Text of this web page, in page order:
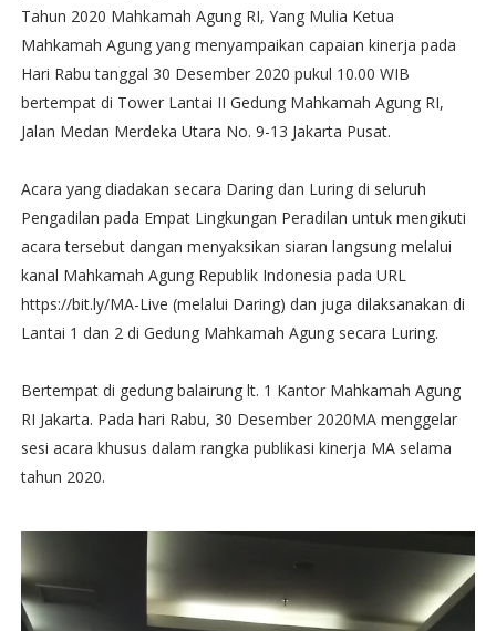
Tahun 2020 Mahkamah Agung RI, Yang Mulia Ketua
Mahkamah Agung yang menyampaikan capaian kinerja pada
Hari Rabu tanggal 30 Desember 2020 pukul 10.00 WIB
bertempat di Tower Lantai II Gedung Mahkamah Agung RI,
Jalan Medan Merdeka Utara No. 9-13 Jakarta Pusat.
Acara yang diadakan secara Daring dan Luring di seluruh
Pengadilan pada Empat Lingkungan Peradilan untuk mengikuti
acara tersebut dangan menyaksikan siaran langsung melalui
kanal Mahkamah Agung Republik Indonesia pada URL
https://bit.ly/MA-Live (melalui Daring) dan juga dilaksanakan di
Lantai 1 dan 2 di Gedung Mahkamah Agung secara Luring.
Bertempat di gedung balairung lt. 1 Kantor Mahkamah Agung
RI Jakarta. Pada hari Rabu, 30 Desember 2020MA menggelar
sesi acara khusus dalam rangka publikasi kinerja MA selama
tahun 2020.